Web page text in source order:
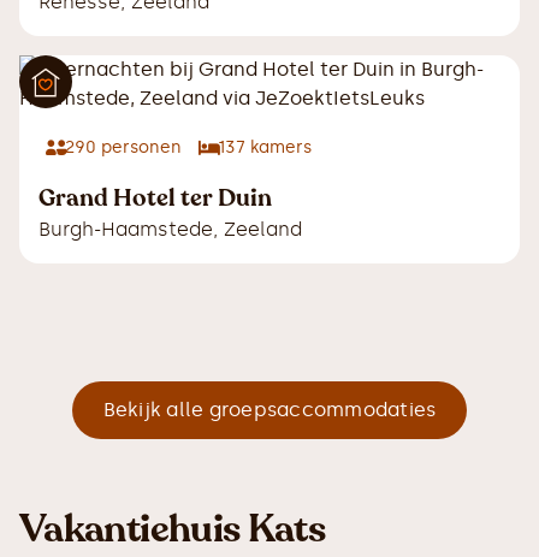
290 personen 137 kamers
Grand Hotel ter Duin
Burgh-Haamstede, Zeeland
Bekijk alle groepsaccommodaties
Vakantiehuis Kats